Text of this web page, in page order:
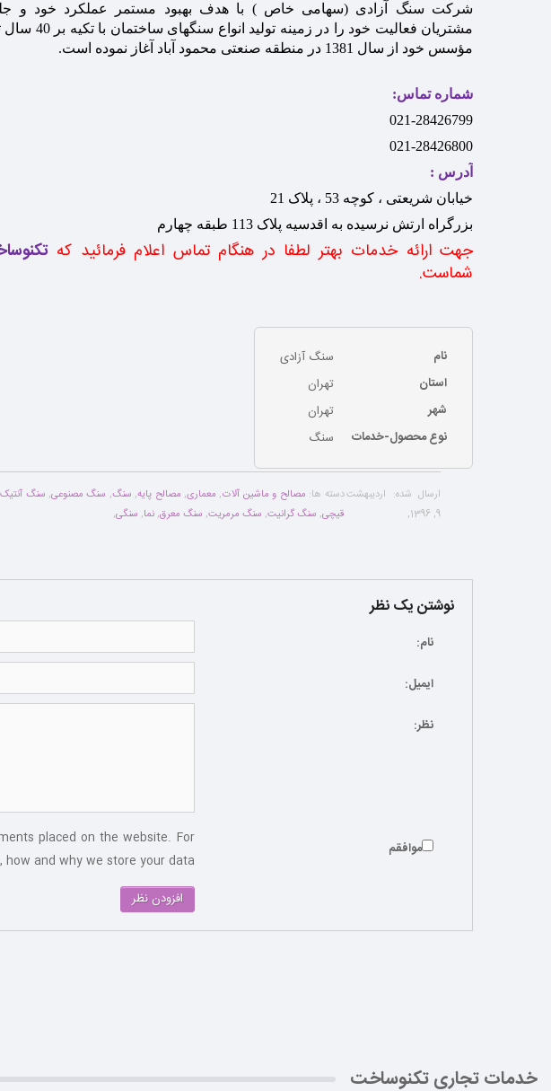
شرکت سنگ آزادی (سهامی خاص ) با هدف بهبود مستمر عملکرد خود و
مشتریان فعالیت خود را در
مؤسس خود از سال 1381 در منطقه صنعتی محمود آباد آغاز نموده است.
شماره تماس:
021-28426799
021-28426800
آدرس :
خیابان شریعتی ، کوچه 53 ، پلاک 21
بزرگراه ارتش نرسیده به اقدسیه پلاک 113 طبقه چهارم
جهت ارائه خدمات بهتر لطفا در هنگام تماس اعلام فرمائید که
شماست.
نام
سنگ آزادی
استان
تهران
شهر
تهران
نوع محصول-خدمات
سنگ
ارسال شده: اردیبهشت
9, 1396
,
دسته ها: مصالح و ماشین آلات, معماری, مصالح پایه, سنگ, سنگ مصنوعی, سنگ آنتیک
قیچی, سنگ گرانیت, سنگ مرمریت, سنگ معرق, نما, سنگی,
نوشتن یک نظر
نام:
ایمیل:
نظر:
موافقم
placed on the website. For
and why we store your data.
افزودن نظر
خدمات تجاری تکنوساخت